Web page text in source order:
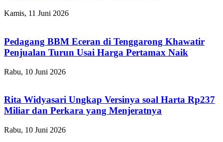
Kamis, 11 Juni 2026
Pedagang BBM Eceran di Tenggarong Khawatir
Penjualan Turun Usai Harga Pertamax Naik
Rabu, 10 Juni 2026
Rita Widyasari Ungkap Versinya soal Harta Rp237
Miliar dan Perkara yang Menjeratnya
Rabu, 10 Juni 2026